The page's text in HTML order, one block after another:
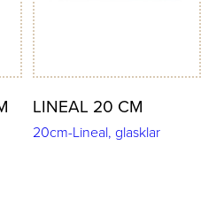
LINEAL 20 CM
20cm-Lineal, glasklar